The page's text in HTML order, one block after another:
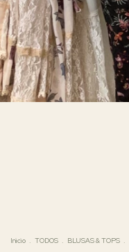
Inicio . TODOS . BLUSAS & TOPS .